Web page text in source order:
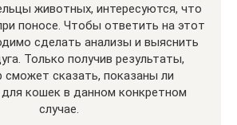
животных, интересуются, что
поносе. Чтобы ответить на этот
сделать анализы и выяснить
Только получив результаты,
сможет сказать, показаны ли
кошек в данном конкретном
случае.